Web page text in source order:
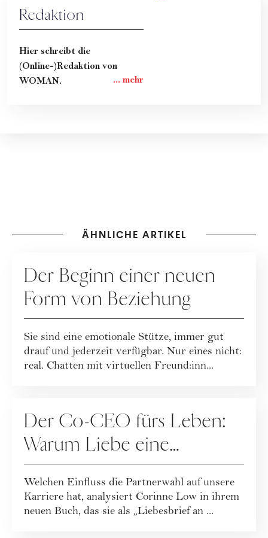
Redaktion
Hier schreibt die
(Online-)Redaktion von
WOMAN.
ÄHNLICHE ARTIKEL
Der Beginn einer neuen
Form von Beziehung
Sie sind eine emotionale Stütze, immer gut
drauf und jederzeit verfügbar. Nur eines nicht:
real. Chatten mit virtuellen Freund:inn...
Der Co-CEO fürs Leben:
Warum Liebe eine
Karriereentscheidung ist
Welchen Einfluss die Partnerwahl auf unsere
Karriere hat, analysiert Corinne Low in ihrem
neuen Buch, das sie als „Liebesbrief an ...